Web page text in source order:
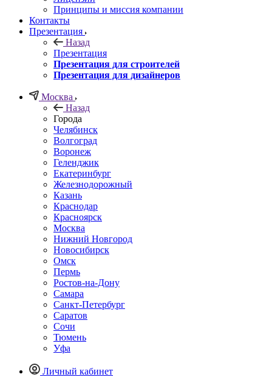
Принципы и миссия компании
Контакты
Презентация
Назад
Презентация
Презентация для строителей
Презентация для дизайнеров
Москва
Назад
Города
Челябинск
Волгоград
Воронеж
Геленджик
Екатеринбург
Железнодорожный
Казань
Краснодар
Красноярск
Москва
Нижний Новгород
Новосибирск
Омск
Пермь
Ростов-на-Дону
Самара
Санкт-Петербург
Саратов
Сочи
Тюмень
Уфа
Личный кабинет